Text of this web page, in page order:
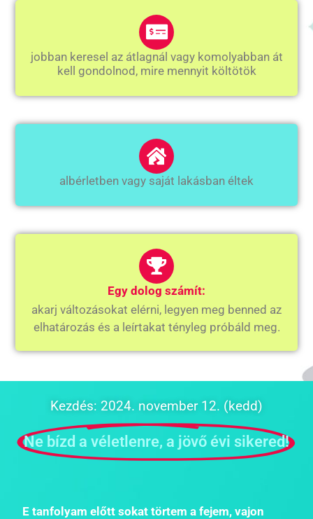
jobban keresel az átlagnál vagy komolyabban át
kell gondolnod, mire mennyit költötök
albérletben vagy saját lakásban éltek
Egy dolog számít:
akarj változásokat elérni, legyen meg benned az
elhatározás és a leírtakat tényleg próbáld meg.
Kezdés: 2024. november 12. (kedd)
Ne bízd a véletlenre, a jövő évi sikered!
E tanfolyam előtt sokat törtem a fejem, vajon